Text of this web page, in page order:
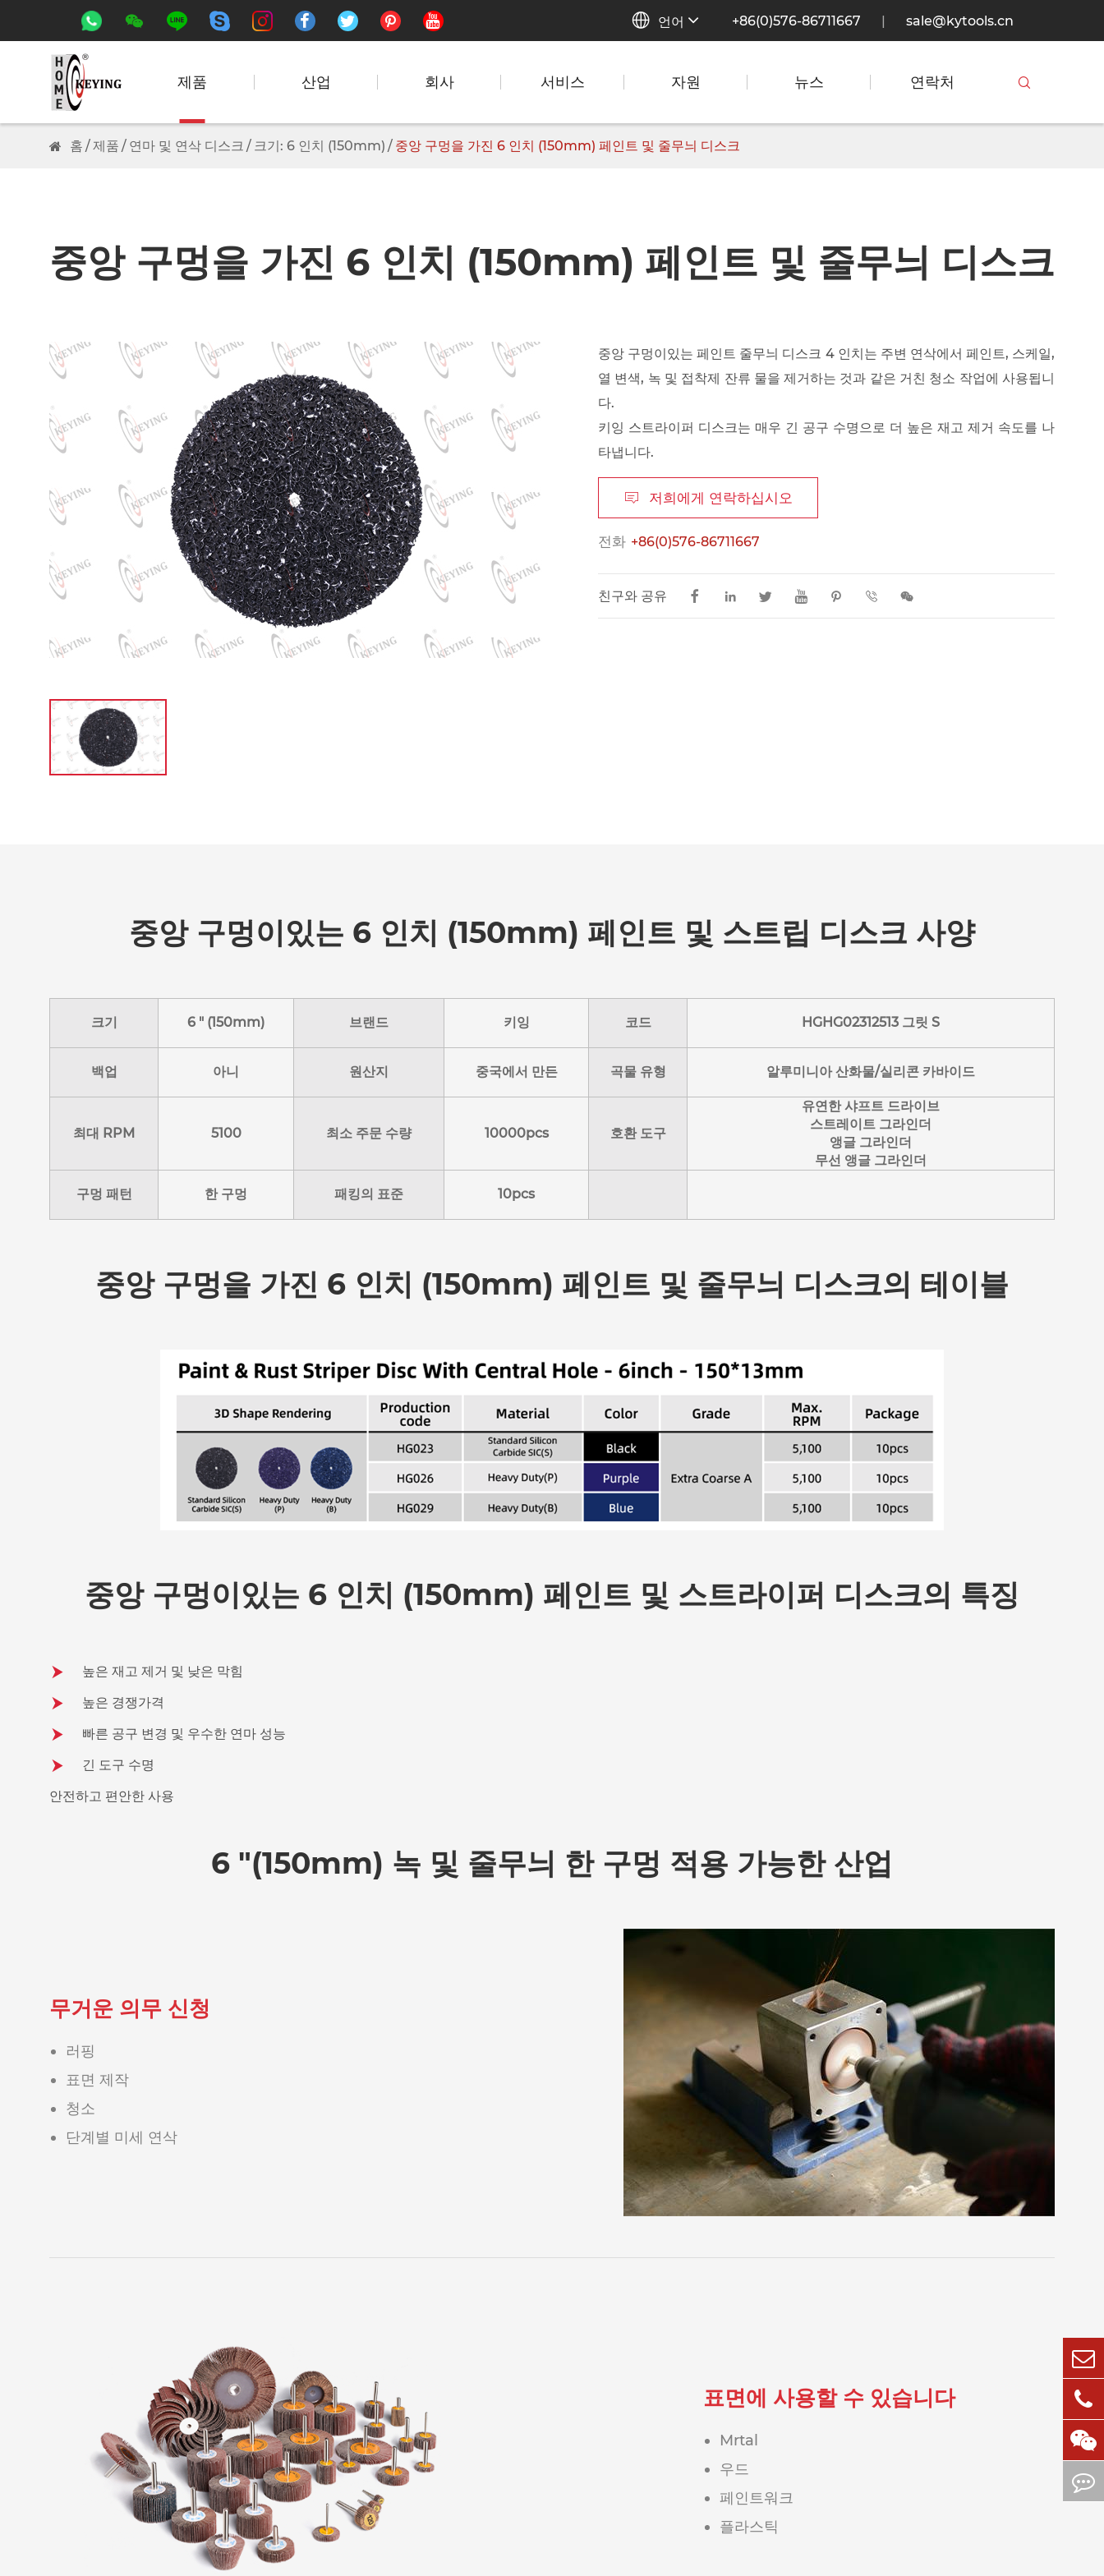
        언어 +86(0)576-86711667 | sale@kytools.cn
제품 산업 회사 서비스 자원 뉴스 연락처 
홈 제품 연마 및 연삭 디스크 크기: 6 인치 (150mm) 중앙 구멍을 가진 6 인치 (150mm) 페인트 및 줄무늬 디스크
중앙 구멍을 가진 6 인치 (150mm) 페인트 및 줄무늬 디스크
중앙 구멍이있는 페인트 줄무늬 디스크 4 인치는 주변 연삭에서 페인트, 스케일,
열 변색, 녹 및 접착제 잔류 물을 제거하는 것과 같은 거친 청소 작업에 사용됩니
다.
키잉 스트라이퍼 디스크는 매우 긴 공구 수명으로 더 높은 재고 제거 속도를 나
타냅니다.
 저희에게 연락하십시오
전화 +86(0)576-86711667
친구와 공유       
중앙 구멍이있는 6 인치 (150mm) 페인트 및 스트립 디스크 사양
크기 6 " (150mm) 브랜드 키잉 코드 HGHG02312513 그릿 S
백업 아니 원산지 중국에서 만든 곡물 유형 알루미니아 산화물/실리콘 카바이드
최대 RPM 5100 최소 주문 수량 10000pcs 호환 도구
유연한 샤프트 드라이브
스트레이트 그라인더
앵글 그라인더
무선 앵글 그라인더
구멍 패턴 한 구멍 패킹의 표준 10pcs
중앙 구멍을 가진 6 인치 (150mm) 페인트 및 줄무늬 디스크의 테이블
중앙 구멍이있는 6 인치 (150mm) 페인트 및 스트라이퍼 디스크의 특징
높은 재고 제거 및 낮은 막힘
높은 경쟁가격
빠른 공구 변경 및 우수한 연마 성능
긴 도구 수명
안전하고 편안한 사용
6 "(150mm) 녹 및 줄무늬 한 구멍 적용 가능한 산업
무거운 의무 신청
러핑
표면 제작
청소
단계별 미세 연삭
표면에 사용할 수 있습니다
Mrtal
우드
페인트워크
플라스틱